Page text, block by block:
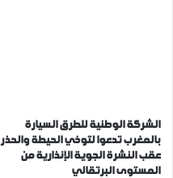
الشركة الوطنية للطرق السيارة
بالمغرب تدعوا لتوخي الحيطة والحذر
عقب النشرة الجوية الإنذارية من
المستوى البرتقالي